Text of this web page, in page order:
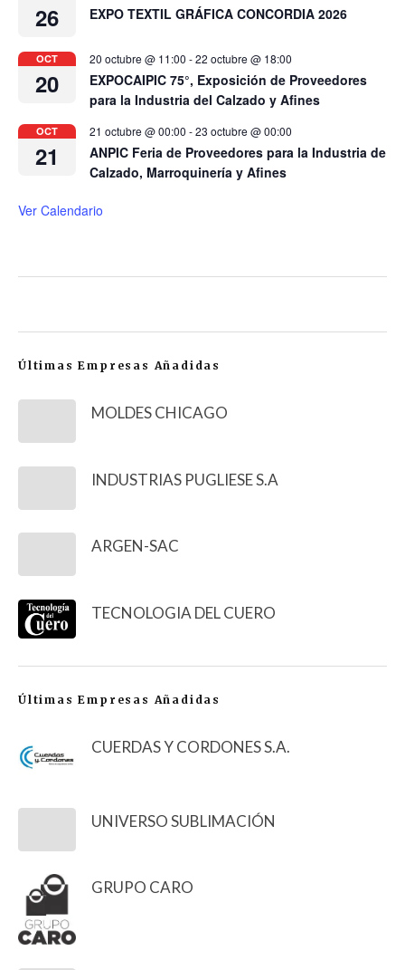
26 EXPO TEXTIL GRÁFICA CONCORDIA 2026
OCT
20
20 octubre @ 11:00 -22 octubre @ 18:00
EXPOCAIPIC 75°, Exposición de Proveedores
para la Industria del Calzado y Afines
OCT
21
21 octubre @ 00:00 -23 octubre @ 00:00
ANPIC Feria de Proveedores para la Industria de
Calzado, Marroquinería y Afines
Ver Calendario
Últimas Empresas Añadidas
MOLDES CHICAGO
INDUSTRIAS PUGLIESE S.A
ARGEN-SAC
TECNOLOGIA DEL CUERO
Últimas Empresas Añadidas
CUERDAS Y CORDONES S.A.
UNIVERSO SUBLIMACIÓN
GRUPO CARO